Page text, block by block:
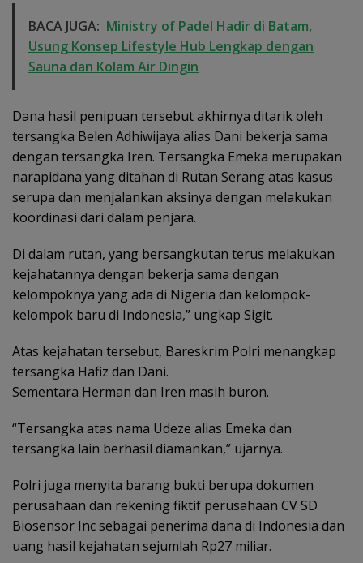
BACA JUGA: Ministry of Padel Hadir di Batam,
Usung Konsep Lifestyle Hub Lengkap dengan
Sauna dan Kolam Air Dingin
Dana hasil penipuan tersebut akhirnya ditarik oleh
tersangka Belen Adhiwijaya alias Dani bekerja sama
dengan tersangka Iren. Tersangka Emeka merupakan
narapidana yang ditahan di Rutan Serang atas kasus
serupa dan menjalankan aksinya dengan melakukan
koordinasi dari dalam penjara.
Di dalam rutan, yang bersangkutan terus melakukan
kejahatannya dengan bekerja sama dengan
kelompoknya yang ada di Nigeria dan kelompok-
kelompok baru di Indonesia,” ungkap Sigit.
Atas kejahatan tersebut, Bareskrim Polri menangkap
tersangka Hafiz dan Dani.
Sementara Herman dan Iren masih buron.
“Tersangka atas nama Udeze alias Emeka dan
tersangka lain berhasil diamankan,” ujarnya.
Polri juga menyita barang bukti berupa dokumen
perusahaan dan rekening fiktif perusahaan CV SD
Biosensor Inc sebagai penerima dana di Indonesia dan
uang hasil kejahatan sejumlah Rp27 miliar.